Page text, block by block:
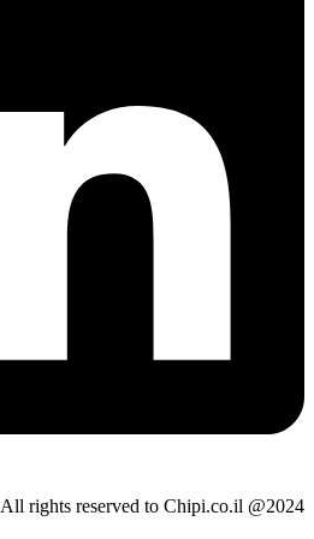
All rights reserved to Chipi.co.il @2024